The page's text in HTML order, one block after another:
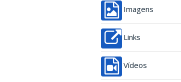
Imagens
Links
Vídeos